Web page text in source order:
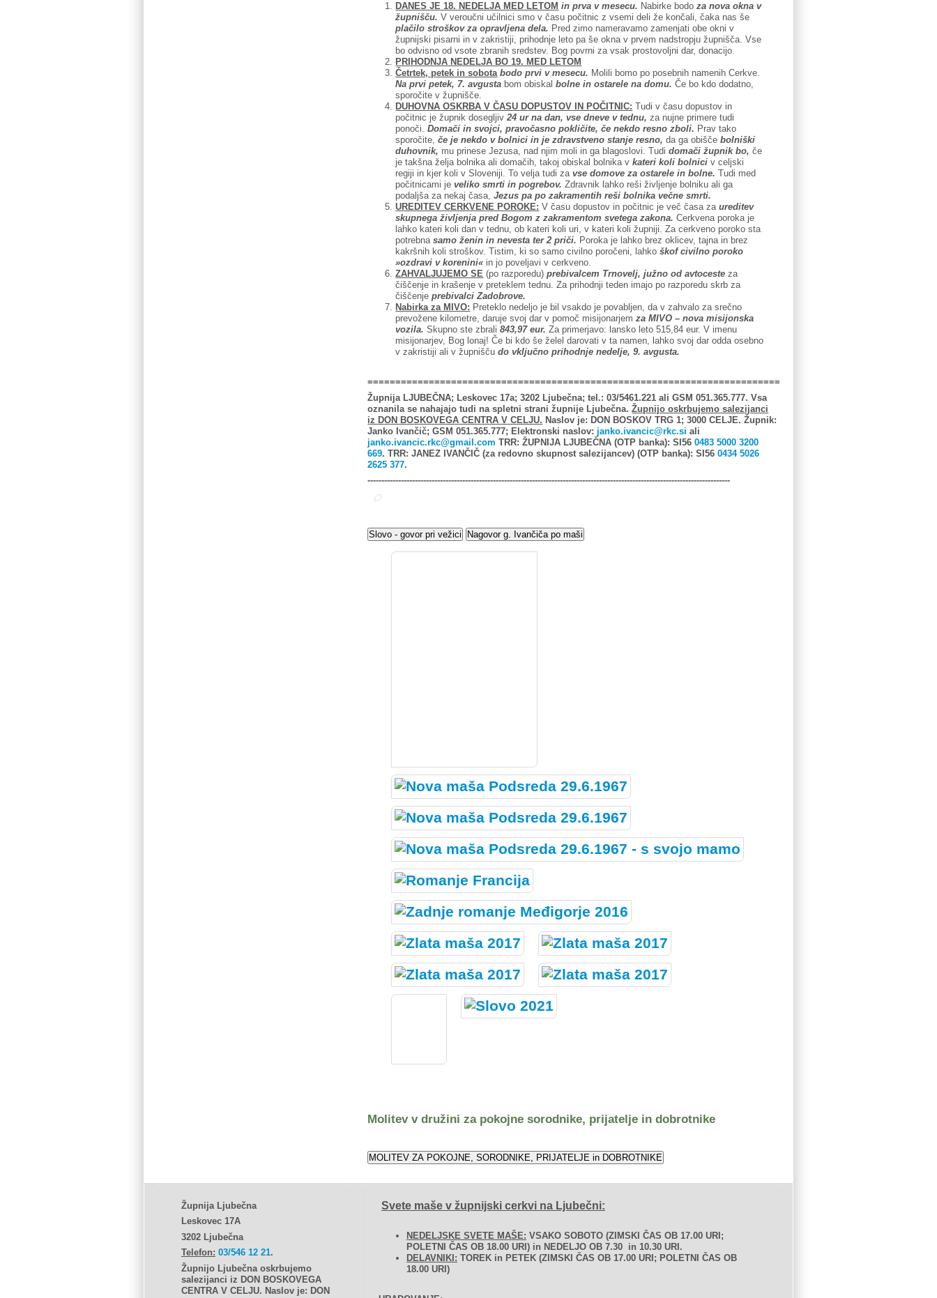
DANES JE 18. NEDELJA MED LETOM in prva v mesecu. Nabirke bodoza nova okna v
župnišču.V veroučni učilnici smo v času počitnic z vsemi deli že končali, čaka nas še
plačilo stroškov za opravljena dela. Pred zimo nameravamo zamenjati obe okni v
župnijski pisarni in v zakristiji, prihodnje leto pa še okna v prvem nadstropju župnišča. Vse
bo odvisno od vsote zbranih sredstev. Bog povrni za vsak prostovoljni dar, donacijo.
PRIHODNJA NEDELJA BO 19. MED LETOM
Četrtek, petek in sobotabodo prvi v mesecu. Molili bomo po posebnih namenih Cerkve.
Na prvi petek, 7. avgusta bom obiskalbolne in ostarele na domu. Če bo kdo dodatno,
sporočite v župnišče.
DUHOVNA OSKRBA V ČASU DOPUSTOV IN POČITNIC: Tudi v času dopustov in
počitnic je župnik dosegljiv24 ur na dan, vse dneve v tednu, za nujne primere tudi
ponoči.Domači in svojci, pravočasno pokličite, če nekdo resno zboli. Prav tako
sporočite,če je nekdo v bolnici in je zdravstveno stanje resno,da ga obiščebolniški
duhovnik, mu prinese Jezusa, nad njim moli in ga blagoslovi. Tudidomači župnik bo, če
je takšna želja bolnika ali domačih, takoj obiskal bolnika vkateri koli bolnici v celjski
regiji in kjer koli v Sloveniji. To velja tudi zavse domove za ostarele in bolne. Tudi med
počitnicami jeveliko smrti in pogrebov. Zdravnik lahko reši življenje bolniku ali ga
podaljša za nekaj časa,Jezus pa po zakramentih reši bolnika večne smrti.
UREDITEV CERKVENE POROKE: V času dopustov in počitnic je več časa zaureditev
skupnega življenja pred Bogom z zakramentom svetega zakona. Cerkvena poroka je
lahko kateri koli dan v tednu, ob kateri koli uri, v kateri koli župniji. Za cerkveno poroko sta
potrebnasamo ženin in nevesta ter 2 priči. Poroka je lahko brez oklicev, tajna in brez
kakršnih koli stroškov. Tistim, ki so samo civilno poročeni, lahkoškof civilno poroko
»ozdravi v korenini« in jo poveljavi v cerkveno.
ZAHVALJUJEMO SE (po razporedu)prebivalcem Trnovelj, južno od avtocesteza
čiščenje in krašenje v preteklem tednu. Za prihodnji teden imajo po razporedu skrb za
čiščenje prebivalci Zadobrove.
Nabirka za MIVO: Preteklo nedeljo je bil vsakdo je povabljen, da v zahvalo za srečno
prevožene kilometre, daruje svoj dar v pomoč misijonarjemza MIVO – nova misijonska
vozila.Skupno ste zbrali843,97 eur. Za primerjavo: lansko leto 515,84 eur. V imenu
misijonarjev, Bog lonaj! Če bi kdo še želel darovati v ta namen, lahko svoj dar odda osebno
v zakristiji ali v župniščudo vključno prihodnje nedelje, 9. avgusta.
==========================================================================
Župnija LJUBEČNA; Leskovec 17a; 3202 Ljubečna; tel.: 03/5461.221 ali GSM 051.365.777. Vsa
oznanila se nahajajo tudi na spletni strani župnije Ljubečna.Župnijo oskrbujemo salezijanci
iz DON BOSKOVEGA CENTRA V CELJU. Naslov je: DON BOSKOV TRG 1; 3000 CELJE. Župnik:
Janko Ivančič; GSM 051.365.777; Elektronski naslov: janko.ivancic@rkc.si ali
janko.ivancic.rkc@gmail.com TRR: ŽUPNIJA LJUBEČNA (OTP banka): SI560483 5000 3200
669. TRR: JANEZ IVANČIČ (za redovno skupnost salezijancev) (OTP banka): SI560434 5026
2625 377.
----------------------------------------------------------------------------------------------------------------------------------
Molitev v družini za pokojne sorodnike, prijatelje in dobrotnike
Župnija Ljubečna
Leskovec 17A
3202 Ljubečna
Telefon: 03/546 12 21.
Župnijo Ljubečna oskrbujemo
salezijanci iz DON BOSKOVEGA
CENTRA V CELJU. Naslov je: DON
Svete maše v župnijski cerkvi na Ljubečni:
NEDELJSKE SVETE MAŠE: VSAKO SOBOTO (ZIMSKI ČAS OB 17.00 URI;
POLETNI ČAS OB 18.00 URI) in NEDELJO OB 7.30 in 10.30 URI.
DELAVNIKI: TOREK in PETEK (ZIMSKI ČAS OB 17.00 URI; POLETNI ČAS OB
18.00 URI)